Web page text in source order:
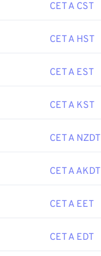
CET A CST
CET A HST
CET A EST
CET A KST
CET A NZDT
CET A AKDT
CET A EET
CET A EDT